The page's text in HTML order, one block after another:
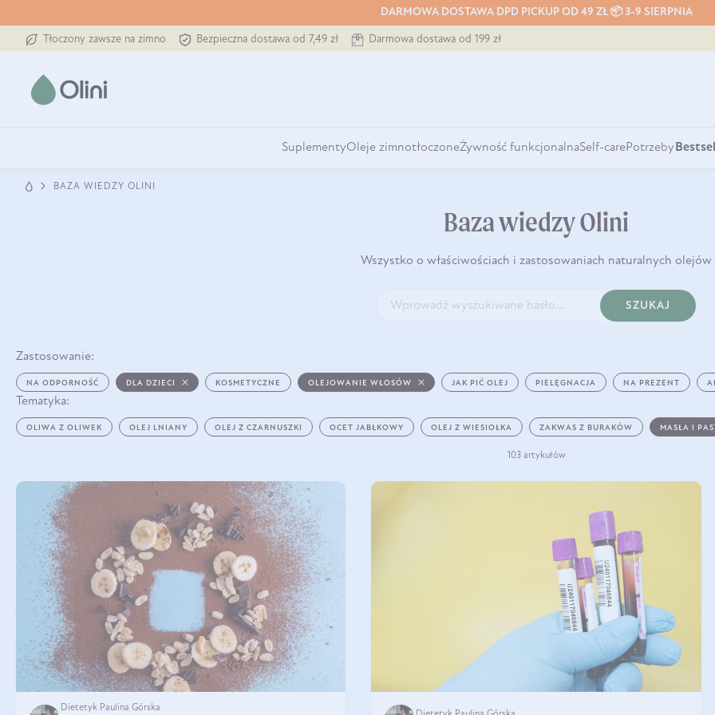
DARMOWA DOSTAWA DPD PICKUP OD 49 ZŁ 📦 3-9 SIERPNIA
Tłoczony zawsze na zimno Bezpieczna dostawa od 7,49 zł Darmowa dostawa od 199 zł
SuplementyOleje zimnotłoczoneŻywność funkcjonalnaSelf-carePotrzeby
BAZA WIEDZY OLINI
Baza wiedzy Olini
Wszystko o właściwościach i zastosowaniach naturalnych olejów
SZUKAJ
Zastosowanie:
NA ODPORNOŚĆ DLA DZIECI KOSMETYCZNE OLEJOWANIE WŁOSÓW JAK PIĆ OLEJ PIELĘGNACJA NA PREZENT
Tematyka:
OLIWA Z OLIWEK OLEJ LNIANY OLEJ Z CZARNUSZKI OCET JABŁKOWY OLEJ Z WIESIOŁKA ZAKWAS Z BURAKÓW MASŁA I
103 artykułów
Dietetyk Paulina Górska